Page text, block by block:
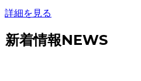
詳細を見る
新着情報NEWS